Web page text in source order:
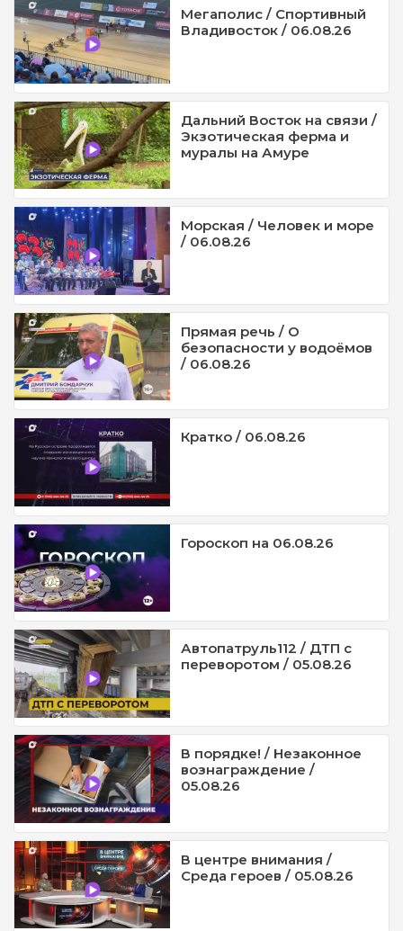
Мегаполис / Спортивный
Владивосток / 06.08.26
Дальний Восток на связи /
Экзотическая ферма и
муралы на Амуре
Морская / Человек и море
/ 06.08.26
Прямая речь / О
безопасности у водоёмов
/ 06.08.26
Кратко / 06.08.26
Гороскоп на 06.08.26
Автопатруль112 / ДТП с
переворотом / 05.08.26
В порядке! / Незаконное
вознаграждение /
05.08.26
В центре внимания /
Среда героев / 05.08.26